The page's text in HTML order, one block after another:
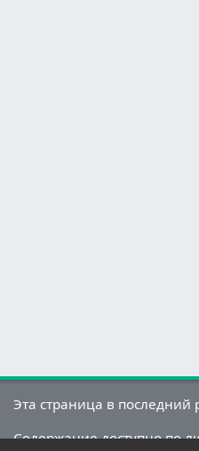
Эта страница в последний
Содержание доступно по